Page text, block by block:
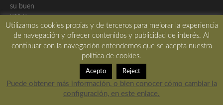
Yogur de bacalao con culis de pimientos, receta
absolutamente deliciosa
Escrito el Ago-24-2023
Utilizamos cookies propias y de terceros para mejorar la experiencia
de navegación y ofrecer contenidos y publicidad de interés. Al
continuar con la navegación entendemos que se acepta nuestra
política de cookies.
Acepto Reject
Puede obtener más información, o bien conocer cómo cambiar la
configuración, en este enlace.